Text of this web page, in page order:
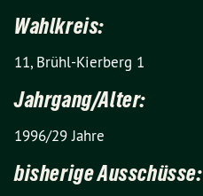
Wahlkreis:
11, Brühl-Kierberg 1
Jahrgang/Alter:
1996/29 Jahre
bisherige Ausschüsse: